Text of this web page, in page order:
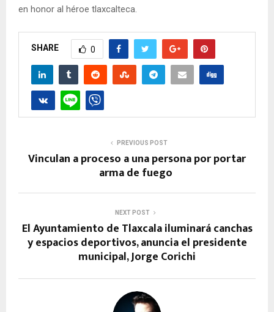
en honor al héroe tlaxcalteca.
SHARE 0
PREVIOUS POST
Vinculan a proceso a una persona por portar
arma de fuego
NEXT POST
El Ayuntamiento de Tlaxcala iluminará canchas
y espacios deportivos, anuncia el presidente
municipal, Jorge Corichi